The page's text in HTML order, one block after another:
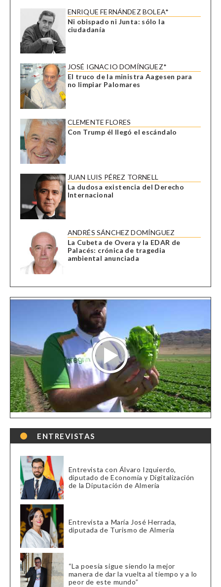
ENRIQUE FERNÁNDEZ BOLEA*
Ni obispado ni Junta: sólo la
ciudadanía
JOSÉ IGNACIO DOMÍNGUEZ*
El truco de la ministra Aagesen para
no limpiar Palomares
CLEMENTE FLORES
Con Trump él llegó el escándalo
JUAN LUIS PÉREZ TORNELL
La dudosa existencia del Derecho
Internacional
ANDRÉS SÁNCHEZ DOMÍNGUEZ
La Cubeta de Overa y la EDAR de
Palacés: crónica de tragedia
ambiental anunciada
ENTREVISTAS
Entrevista con Álvaro Izquierdo,
diputado de Economía y Digitalización
de la Diputación de Almería
Entrevista a María José Herrada,
diputada de Turismo de Almería
“La poesía sigue siendo la mejor
manera de dar la vuelta al tiempo y a lo
peor de este mundo”